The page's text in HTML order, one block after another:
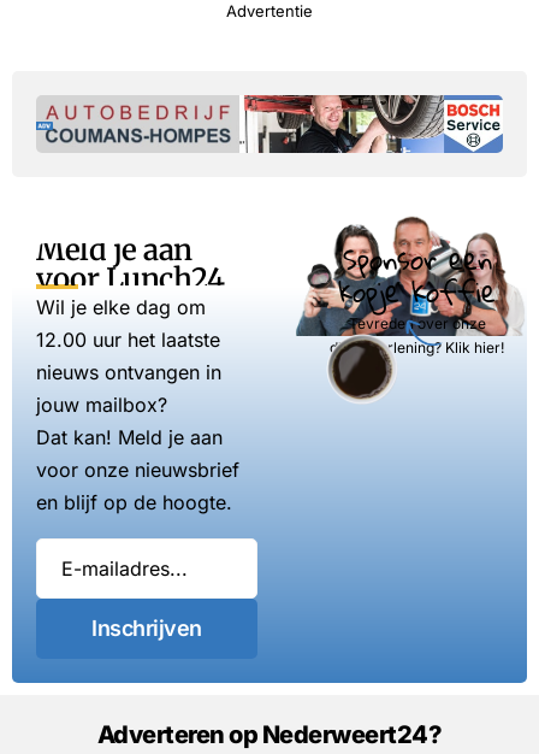
Advertentie
Meld je aan
voor Lunch24
Wil je elke dag om
12.00 uur het laatste
nieuws ontvangen in
jouw mailbox?
Dat kan! Meld je aan
voor onze nieuwsbrief
en blijf op de hoogte.
Inschrijven
Sponsor een
kopje koffie
Tevreden over onze
dienstverlening? Klik hier!
Adverteren op Nederweert24?